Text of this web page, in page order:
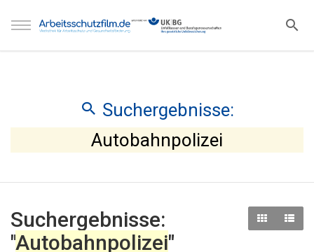
Suchergebnisse:
Autobahnpolizei
Suchergebnisse:
"Autobahnpolizei"